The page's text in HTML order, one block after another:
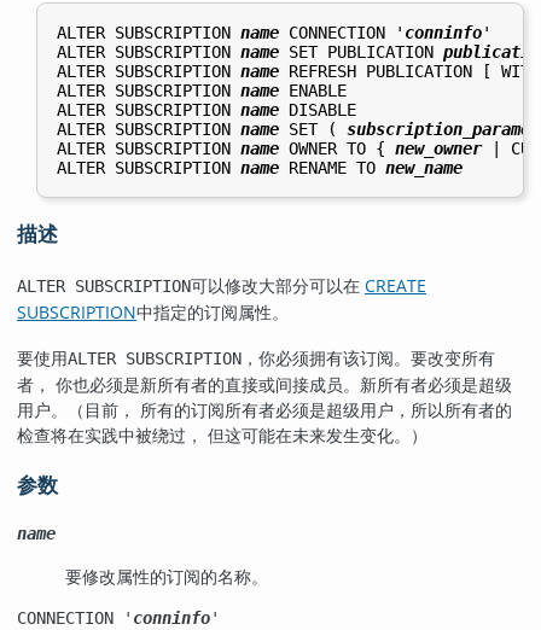
ALTER SUBSCRIPTION name CONNECTION ' conninfo'
ALTER SUBSCRIPTION name SET PUBLICATION
ALTER SUBSCRIPTION name REFRESH PUBLICATION [
ALTER SUBSCRIPTION name ENABLE
ALTER SUBSCRIPTION name DISABLE
ALTER SUBSCRIPTION name SET (
ALTER SUBSCRIPTION name OWNER TO { new_owner |
ALTER SUBSCRIPTION name RENAME TO new_name
描述
ALTER SUBSCRIPTION可以修改大部分可以在 CREATE
SUBSCRIPTION中指定的订阅属性。
要使用ALTER SUBSCRIPTION ，你必须拥有该订阅。要改变所有
者， 你也必须是新所有者的直接或间接成员。新所有者必须是超级
用户。（目前， 所有的订阅所有者必须是超级用户，所以所有者的
检查将在实践中被绕过， 但这可能在未来发生变化。）
参数
name
要修改属性的订阅的名称。
CONNECTION ' conninfo'